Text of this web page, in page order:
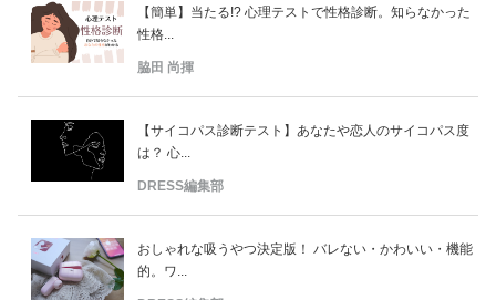
【簡単】当たる!? 心理テストで性格診断。知らなかった
性格...
脇田 尚揮
【サイコパス診断テスト】あなたや恋人のサイコパス度
は？ 心...
DRESS編集部
おしゃれな吸うやつ決定版！ バレない・かわいい・機能
的。ワ...